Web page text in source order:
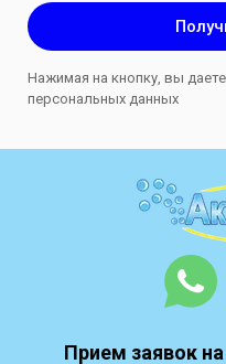
Нажимая на кнопку, вы
персональных данных
Прием заявок